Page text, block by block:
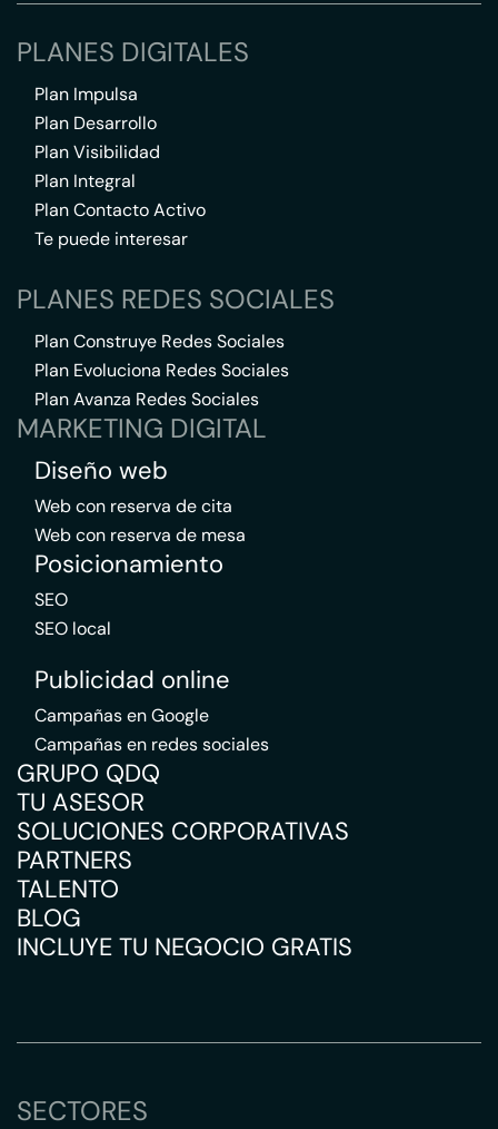
PLANES DIGITALES
Plan Impulsa
Plan Desarrollo
Plan Visibilidad
Plan Integral
Plan Contacto Activo
Te puede interesar
PLANES REDES SOCIALES
Plan Construye Redes Sociales
Plan Evoluciona Redes Sociales
Plan Avanza Redes Sociales
MARKETING DIGITAL
Diseño web
Web con reserva de cita
Web con reserva de mesa
Posicionamiento
SEO
SEO local
Publicidad online
Campañas en Google
Campañas en redes sociales
GRUPO QDQ
TU ASESOR
SOLUCIONES CORPORATIVAS
PARTNERS
TALENTO
BLOG
INCLUYE TU NEGOCIO GRATIS
SECTORES